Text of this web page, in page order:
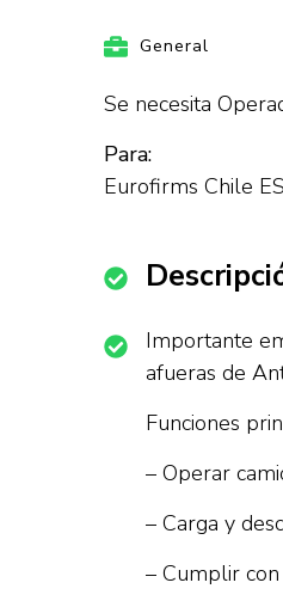
General
Se necesita
Para:
Eurofirms Chile
Importante
afueras de
Funciones
– Operar
– Carga y
– Cumplir